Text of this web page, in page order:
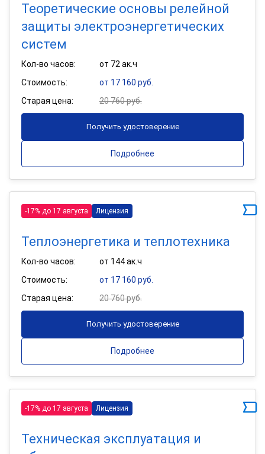
Теоретические основы релейной
защиты электроэнергетических
систем
Кол-во часов:
от 72 ак.ч
Стоимость:
от 17 160 руб.
Старая цена:
20 760 руб.
Получить удостоверение
Подробнее
-17% до 17 августа Лицензия
Теплоэнергетика и теплотехника
Кол-во часов:
от 144 ак.ч
Стоимость:
от 17 160 руб.
Старая цена:
20 760 руб.
Получить удостоверение
Подробнее
-17% до 17 августа Лицензия
Техническая эксплуатация и